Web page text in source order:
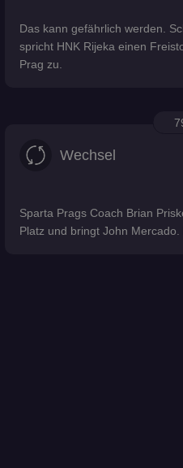
Das kann gefährlich werden.
spricht HNK Rijeka einen
Prag zu.
Wechsel
Sparta Prags Coach Brian
Platz und bringt John Mercado.